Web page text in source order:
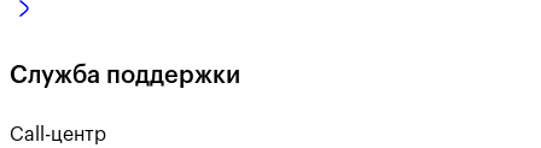
Служба поддержки
Call-центр